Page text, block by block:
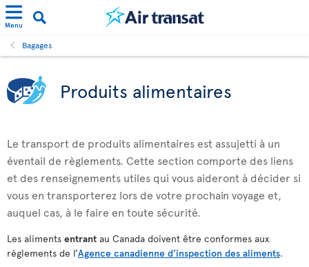
Menu
Bagages
Produits alimentaires
Le transport de produits alimentaires est assujetti à un
éventail de règlements. Cette section comporte des liens
et des renseignements utiles qui vous aideront à décider si
vous en transporterez lors de votre prochain voyage et,
auquel cas, à le faire en toute sécurité.
Les aliments entrant au Canada doivent être conformes aux
règlements de l’Agence canadienne d’inspection des aliments.